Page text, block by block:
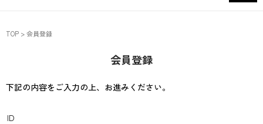
TOP 会員登録
会員登録
下記の内容をご入力の上、お進みください。
ID